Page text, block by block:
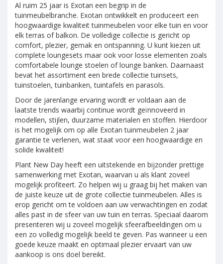
Al ruim 25 jaar is Exotan een begrip in de
tuinmeubelbranche. Exotan ontwikkelt en produceert een
hoogwaardige kwaliteit tuinmeubelen voor elke tuin en voor
elk terras of balkon. De volledige collectie is gericht op
comfort, plezier, gemak en ontspanning. U kunt kiezen uit
complete loungesets maar ook voor losse elementen zoals
comfortabele lounge stoelen of lounge banken. Daarnaast
bevat het assortiment een brede collectie tuinsets,
tuinstoelen, tuinbanken, tuintafels en parasols.
Door de jarenlange ervaring wordt er voldaan aan de
laatste trends waarbij continue wordt geïnnoveerd in
modellen, stijlen, duurzame materialen en stoffen. Hierdoor
is het mogelijk om op alle Exotan tuinmeubelen 2 jaar
garantie te verlenen, wat staat voor een hoogwaardige en
solide kwaliteit!
Plant New Day heeft een uitstekende en bijzonder prettige
samenwerking met Exotan, waarvan u als klant zoveel
mogelijk profiteert. Zo helpen wij u graag bij het maken van
de juiste keuze uit de grote collectie tuinmeubelen. Alles is
erop gericht om te voldoen aan uw verwachtingen en zodat
alles past in de sfeer van uw tuin en terras. Speciaal daarom
presenteren wij u zoveel mogelijk sfeerafbeeldingen om u
een zo volledig mogelijk beeld te geven. Pas wanneer u een
goede keuze maakt en optimaal plezier ervaart van uw
aankoop is ons doel bereikt.